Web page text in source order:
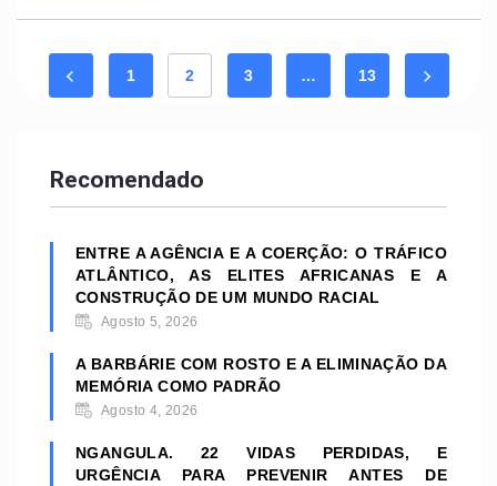
1 2 3 … 13
Recomendado
ENTRE A AGÊNCIA E A COERÇÃO: O TRÁFICO
ATLÂNTICO, AS ELITES AFRICANAS E A
CONSTRUÇÃO DE UM MUNDO RACIAL
Agosto 5, 2026
A BARBÁRIE COM ROSTO E A ELIMINAÇÃO DA
MEMÓRIA COMO PADRÃO
Agosto 4, 2026
NGANGULA. 22 VIDAS PERDIDAS, E
URGÊNCIA PARA PREVENIR ANTES DE